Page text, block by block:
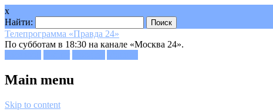
x
Найти:
Телепрограмма «Правда 24»
По субботам в 18:30 на канале «Москва 24».
Main menu
Skip to content